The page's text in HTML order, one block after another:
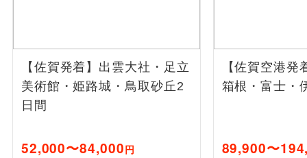
【佐賀発着】出雲大社・足立
美術館・姫路城・鳥取砂丘2
日間
52,000〜84,000円
【佐賀空港発
箱根・富士・
89,900〜